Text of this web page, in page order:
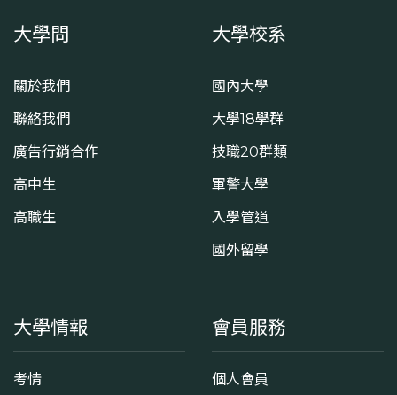
大學問
關於我們
聯絡我們
廣告行銷合作
高中生
高職生
大學校系
國內大學
大學18學群
技職20群類
軍警大學
入學管道
國外留學
大學情報
考情
會員服務
個人會員